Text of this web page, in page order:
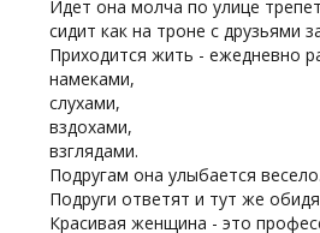
Идет она молча по улице
сидит как на троне с друзьями
Приходится жить - ежедневно
намеками,
слухами,
вздохами,
взглядами.
Подругам она улыбается весело.
Подруги ответят и тут же
Красивая женщина - это